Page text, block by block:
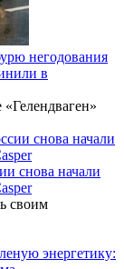
негодования
в
снова начали
своим